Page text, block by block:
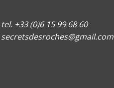
tel. +33 (0)6 15 99 68 60
secretsdesroches@gmail.com